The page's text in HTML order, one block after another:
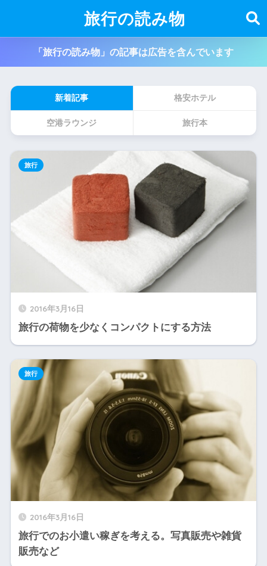
旅行の読み物
「旅行の読み物」の記事は広告を含んでいます
新着記事 格安ホテル
空港ラウンジ 旅行本
2016年3月16日
旅行の荷物を少なくコンパクトにする方法
旅行
2016年3月16日
旅行でのお小遣い稼ぎを考える。写真販売や雑貨
販売など
旅行